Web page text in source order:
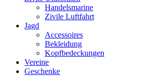
Handelsmarine
Zivile Luftfahrt
Jagd
Accessoires
Bekleidung
Kopfbedeckungen
Vereine
Geschenke